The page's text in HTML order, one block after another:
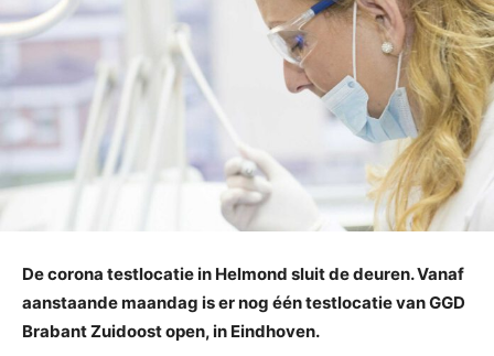
De corona testlocatie in Helmond sluit de deuren. Vanaf
aanstaande maandag is er nog één testlocatie van GGD
Brabant Zuidoost open, in Eindhoven.